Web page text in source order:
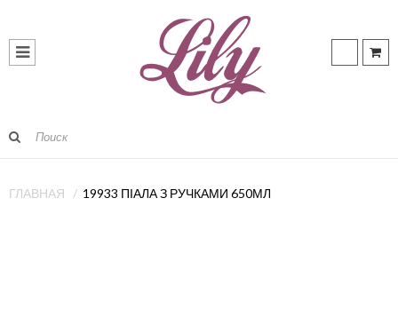
ГЛАВНАЯ 19933 ПІАЛА З РУЧКАМИ 650МЛ